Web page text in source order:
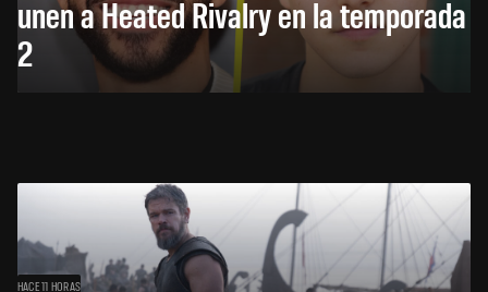
unen a Heated Rivalry en la temporada
2
HACE 11 HORAS